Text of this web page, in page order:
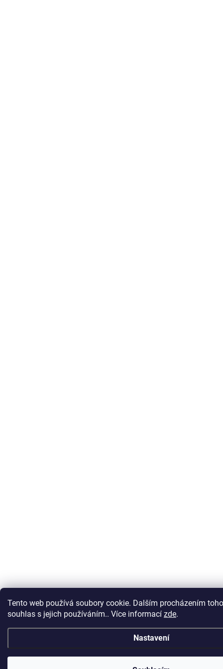
Tento web používá soubory cookie. Dalším procházením
souhlas s jejich používáním.. Více informací zde.
Nastavení